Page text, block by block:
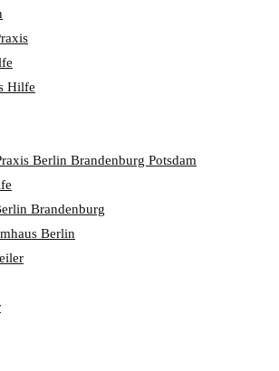
Hilfe
Berlin Brandenburg Potsdam
Brandenburg
Berlin